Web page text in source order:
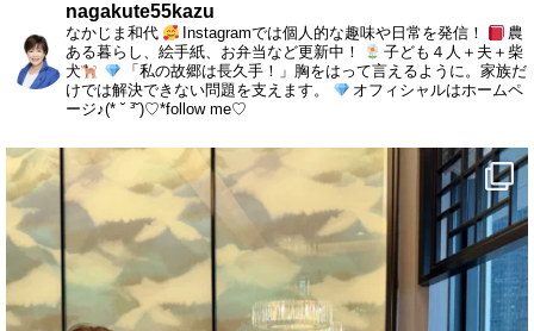
nagakute55kazu
なかじま和代 Instagramでは個人的な趣味や日常を発信！
農
ある暮らし、絵手紙、お弁当など更新中！
子ども４人＋夫＋柴
犬
「私の故郷は長久手！」胸をはって言えるように。家族だ
けでは解決できない問題を支えます。
オフィシャルはホームペ
ージ♪(* ˘ ³˘)♡*follow me♡